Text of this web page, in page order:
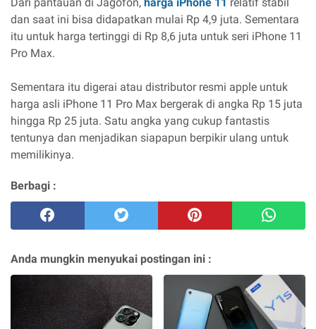
dan saat ini bisa didapatkan mulai Rp 4,9 juta. Sementara
itu untuk harga tertinggi di Rp 8,6 juta untuk seri iPhone 11
Pro Max.
Sementara itu digerai atau distributor resmi apple untuk
harga asli iPhone 11 Pro Max bergerak di angka Rp 15 juta
hingga Rp 25 juta. Satu angka yang cukup fantastis
tentunya dan menjadikan siapapun berpikir ulang untuk
memilikinya.
Berbagi :
Anda mungkin menyukai postingan ini :